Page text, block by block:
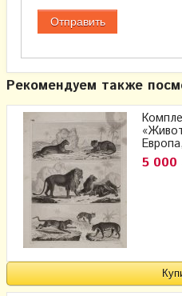
Рекомендуем также
5 000